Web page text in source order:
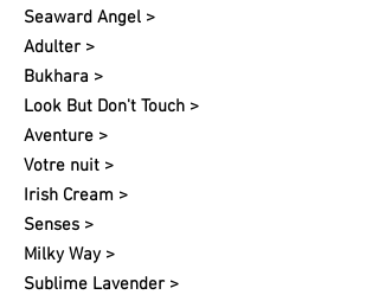
Seaward Angel >
Adulter >
Bukhara >
Look But Don't Touch >
Aventure >
Votre nuit​ >
Irish Cream >
Senses >
Milky Way >
Sublime Lavender >